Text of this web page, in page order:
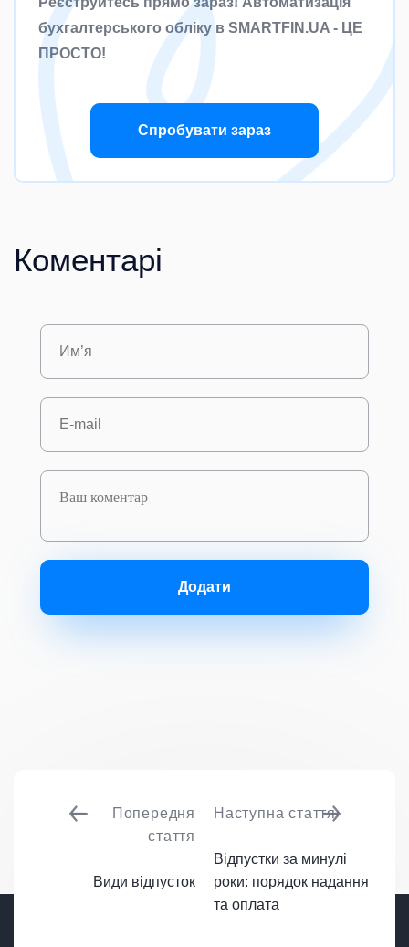
бухгалтерського обліку в SMARTFIN.UA - ЦЕ
ПРОСТО!
Спробувати зараз
Коментарі
Додати
Попередня
стаття
Види відпусток
Наступна стаття
Відпустки за минулі
роки: порядок надання
та оплата